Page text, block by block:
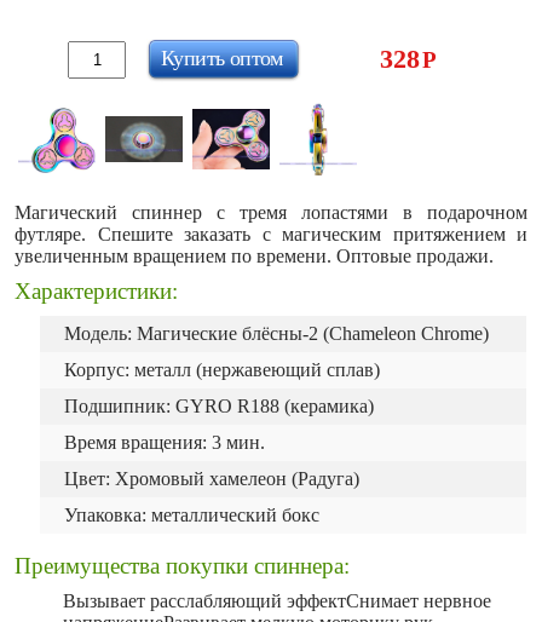
328Р
Купить оптом
Магический спиннер с тремя лопастями в подарочном
футляре. Спешите заказать с магическим притяжением и
увеличенным вращением по времени. Оптовые продажи.
Характеристики:
Модель: Магические блёсны-2 (Chameleon Chrome)
Корпус: металл (нержавеющий сплав)
Подшипник: GYRO R188 (керамика)
Время вращения: 3 мин.
Цвет: Хромовый хамелеон (Радуга)
Упаковка: металлический бокс
Преимущества покупки спиннера:
Вызывает расслабляющий эффектСнимает нервное